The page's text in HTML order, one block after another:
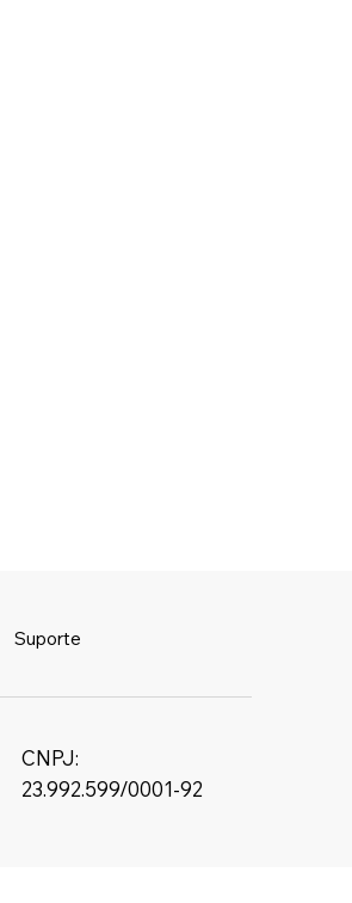
Suporte
CNPJ:
23.992.599/0001-92